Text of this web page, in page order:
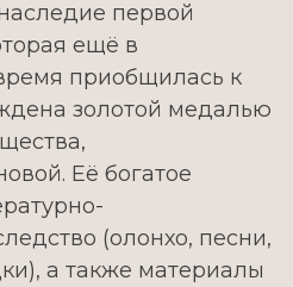
первой
ещё в
приобщилась к
золотой медалью
Её богатое
(олонхо, песни,
а также материалы